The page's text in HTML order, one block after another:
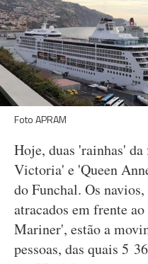
Foto APRAM
Hoje, duas 'rainhas'
Victoria' e 'Queen
do Funchal. Os
atracados em frente
Mariner', estão a
pessoas, das quais 5